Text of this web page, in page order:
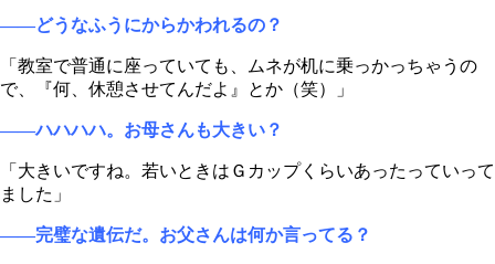
――どうなふうにからかわれるの？
「教室で普通に座っていても、ムネが机に乗っかっちゃうの
で、『何、休憩させてんだよ』とか（笑）」
――ハハハハ。お母さんも大きい？
「大きいですね。若いときはＧカップくらいあったっていって
ました」
――完璧な遺伝だ。お父さんは何か言ってる？